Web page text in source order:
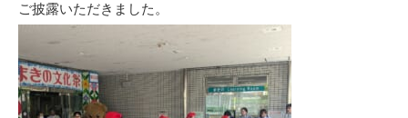
ご披露いただきました。